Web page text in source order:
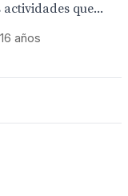
que...
años